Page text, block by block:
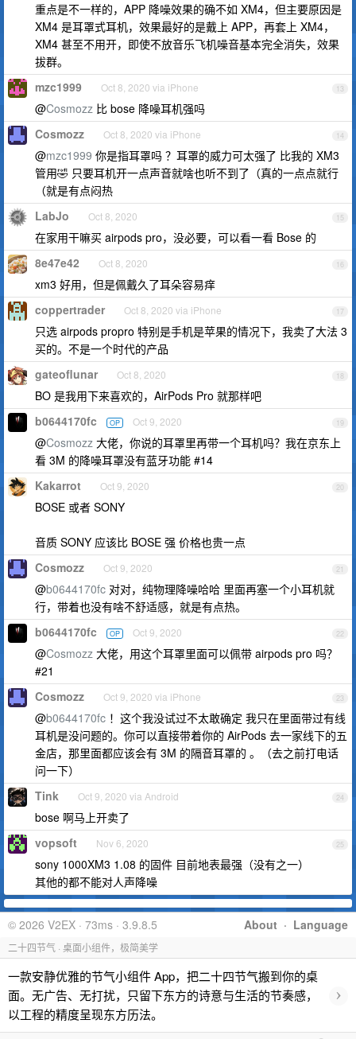
重点是不一样的，APP 降噪效果的确不如 XM4，但主要原因是
XM4 是耳罩式耳机，效果最好的是戴上 APP，再套上 XM4，
XM4 甚至不用开，即使不放音乐飞机噪音基本完全消失，效果
拔群。
13
mzc1999 Oct 8, 2020 via iPhone
@Cosmozz 比 bose 降噪耳机强吗
14
Cosmozz Oct 8, 2020 via iPhone
@mzc1999 你是指耳罩吗 ？耳罩的威力可太强了 比我的 XM3
管用🤣 只要耳机开一点声音就啥也听不到了（真的一点点就行
（就是有点闷热
15
LabJo Oct 8, 2020
在家用干嘛买 airpods pro，没必要，可以看一看 Bose 的
16
8e47e42 Oct 8, 2020
xm3 好用，但是佩戴久了耳朵容易痒
17
coppertrader Oct 8, 2020 via iPhone
只选 airpods propro 特别是手机是苹果的情况下，我卖了大法 3
买的。不是一个时代的产品
18
gateoflunar Oct 8, 2020
BO 是我用下来喜欢的，AirPods Pro 就那样吧
19
b0644170fc OP Oct 9, 2020
@Cosmozz 大佬，你说的耳罩里再带一个耳机吗？我在京东上
看 3M 的降噪耳罩没有蓝牙功能 #14
20
Kakarrot Oct 9, 2020
BOSE 或者 SONY
音质 SONY 应该比 BOSE 强 价格也贵一点
21
Cosmozz Oct 9, 2020
@b0644170fc 对对，纯物理降噪哈哈 里面再塞一个小耳机就
行，带着也没有啥不舒适感，就是有点热。
22
b0644170fc OP Oct 9, 2020
@Cosmozz 大佬，用这个耳罩里面可以佩带 airpods pro 吗？
#21
23
Cosmozz Oct 9, 2020 via iPhone
@b0644170fc ！这个我没试过不太敢确定 我只在里面带过有线
耳机是没问题的。你可以直接带着你的 AirPods 去一家线下的五
金店，那里面都应该会有 3M 的隔音耳罩的 。（去之前打电话
问一下）
24
Tink Oct 9, 2020 via Android
bose 啊马上开卖了
25
vopsoft Nov 6, 2020
sony 1000XM3 1.08 的固件 目前地表最强（没有之一）
其他的都不能对人声降噪
About · Language
© 2026 V2EX · 73ms · 3.9.8.5
二十四节气 · 桌面小组件，极简美学
一款安静优雅的节气小组件 App，把二十四节气搬到你的桌
面。无广告、无打扰，只留下东方的诗意与生活的节奏感，
以工程的精度呈现东方历法。
›